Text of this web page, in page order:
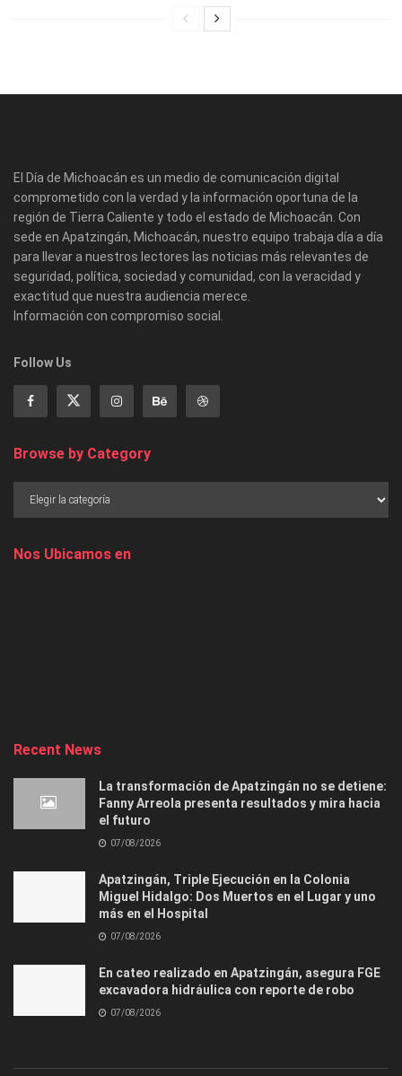
El Día de Michoacán es un medio de comunicación digital
comprometido con la verdad y la información oportuna de la
región de Tierra Caliente y todo el estado de Michoacán. Con
sede en Apatzingán, Michoacán, nuestro equipo trabaja día a día
para llevar a nuestros lectores las noticias más relevantes de
seguridad, política, sociedad y comunidad, con la veracidad y
exactitud que nuestra audiencia merece.
Información con compromiso social.
Follow Us
Browse by Category
Nos Ubicamos en
Recent News
La transformación de Apatzingán no se detiene:
Fanny Arreola presenta resultados y mira hacia
el futuro
07/08/2026
Apatzingán, Triple Ejecución en la Colonia
Miguel Hidalgo: Dos Muertos en el Lugar y uno
más en el Hospital
07/08/2026
En cateo realizado en Apatzingán, asegura FGE
excavadora hidráulica con reporte de robo
07/08/2026